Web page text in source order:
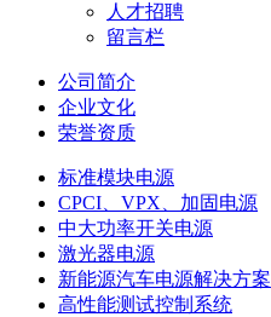
人才招聘
留言栏
公司简介
企业文化
荣誉资质
标准模块电源
CPCI、VPX、加固电源
中大功率开关电源
激光器电源
新能源汽车电源解决方案
高性能测试控制系统